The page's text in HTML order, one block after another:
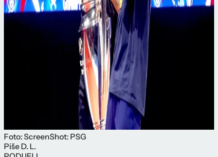
Foto: ScreenShot: PSG
Piše D. L.